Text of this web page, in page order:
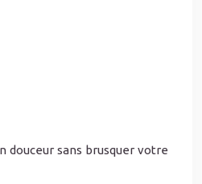
douceur sans brusquer votre